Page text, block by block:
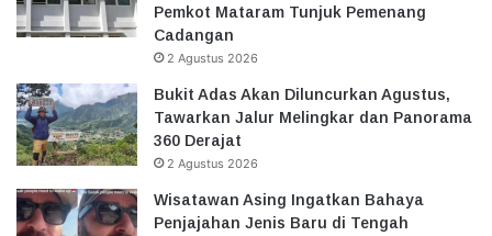
Pemkot Mataram Tunjuk Pemenang
Cadangan
2 Agustus 2026
Bukit Adas Akan Diluncurkan Agustus,
Tawarkan Jalur Melingkar dan Panorama
360 Derajat
2 Agustus 2026
Wisatawan Asing Ingatkan Bahaya
Penjajahan Jenis Baru di Tengah